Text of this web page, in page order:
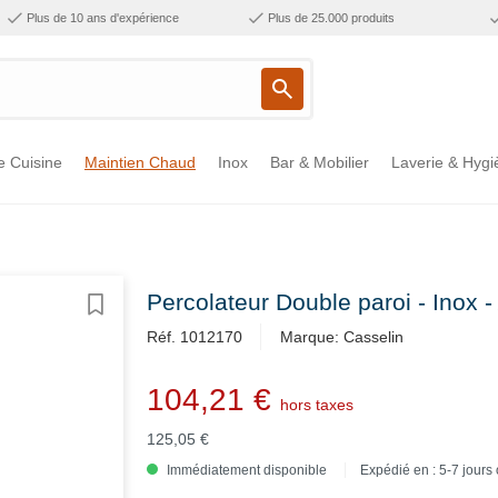
Plus de 10 ans d'expérience Plus de 25.000 produits
Cuisine Maintien Chaud Inox Bar & Mobilier Laverie &
Percolateur Double paroi - Inox
Réf. 1012170 Marque: Casselin
104,21 €
hors taxes
125,05 €
Immédiatement disponible Expédié en : 5-7 jours